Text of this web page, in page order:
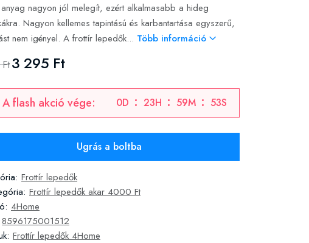
nagyon jól melegít, ezért alkalmasabb a hideg
Nagyon kellemes tapintású és karbantartása egyszerű,
nem igényel. A frottír lepedők... Több információ
3 295 Ft
A flash akció vége: 0D 23H 59M 52S
Ugrás a boltba
Frottír lepedők
Frottír lepedők akar 4000 Ft
4Home
8596175001512
Frottír lepedők 4Home